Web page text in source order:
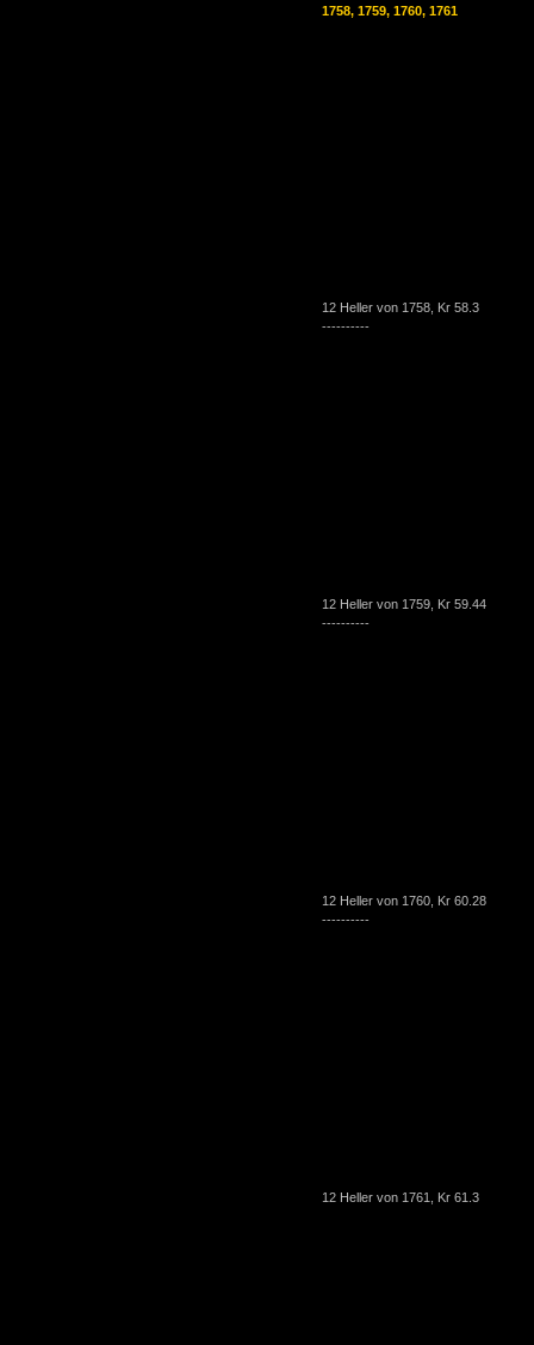
1758, 1759, 1760, 1761
12 Heller von 1758, Kr 58.3
----------
12 Heller von 1759, Kr 59.44
----------
12 Heller von 1760, Kr 60.28
----------
12 Heller von 1761, Kr 61.3